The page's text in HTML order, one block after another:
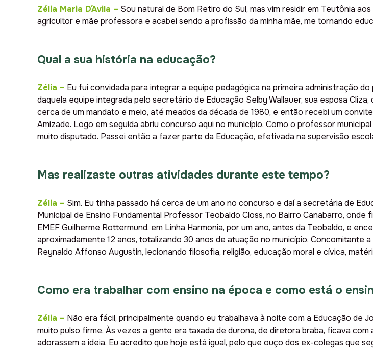
Zélia Maria D´Avila – Sou natural de Bom Retiro do Sul, mas vim residir em Teutônia
agricultor e mãe professora e acabei sendo a profissão da minha mãe, me tornando
Qual a sua história na educação?
Zélia – Eu fui convidada para integrar a equipe pedagógica na primeira administração
daquela equipe integrada pelo secretário de Educação Selby Wallauer, sua esposa
cerca de um mandato e meio, até meados da década de 1980, e então recebi um
Amizade. Logo em seguida abriu concurso aqui no município. Como o professor
muito disputado. Passei então a fazer parte da Educação, efetivada na supervisão
Mas realizaste outras atividades durante este tempo?
Zélia – Sim. Eu tinha passado há cerca de um ano no concurso e daí a secretária de
Municipal de Ensino Fundamental Professor Teobaldo Closs, no Bairro Canabarro, onde
EMEF Guilherme Rottermund, em Linha Harmonia, por um ano, antes da Teobaldo, e
aproximadamente 12 anos, totalizando 30 anos de atuação no município. Concomitante
Reynaldo Affonso Augustin, lecionando filosofia, religião, educação moral e cívica,
Como era trabalhar com ensino na época e como está o
Zélia – Não era fácil, principalmente quando eu trabalhava à noite com a Educação de
muito pulso firme. Às vezes a gente era taxada de durona, de diretora braba, ficava
adorassem a ideia. Eu acredito que hoje está igual, pelo que ouço dos ex-colegas que